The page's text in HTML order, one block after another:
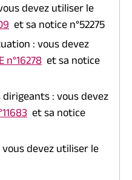
devez utiliser le
et sa notice n°52275
: vous devez
n°16278 et sa notice
: vous devez
et sa notice
devez utiliser le